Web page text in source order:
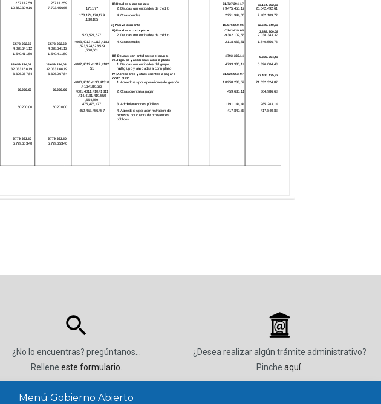
¿No lo encuentras? pregúntanos…
Rellene este formulario.
_
¿Desea realizar algún trámite administrativo?
Pinche aquí.
Menú Gobierno Abierto